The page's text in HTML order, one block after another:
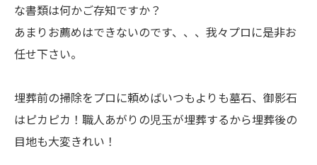
な書類は何かご存知ですか？
あまりお薦めはできないのです、、、我々プロに是非お
任せ下さい。
埋葬前の掃除をプロに頼めばいつもよりも墓石、御影石
はピカピカ！職人あがりの児玉が埋葬するから埋葬後の
目地も大変きれい！